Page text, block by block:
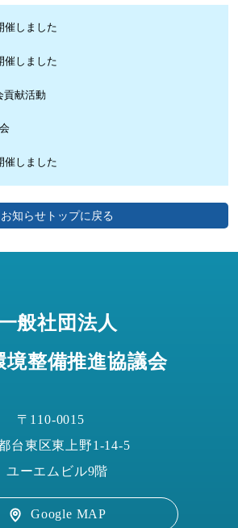
催しました
催しました
貢献活動
催しました
お知らせトップに戻る
般社団法人
境整備推進協議会
〒110-0015
台東区東上野1-14-5
ユーエムビル9階
Google MAP